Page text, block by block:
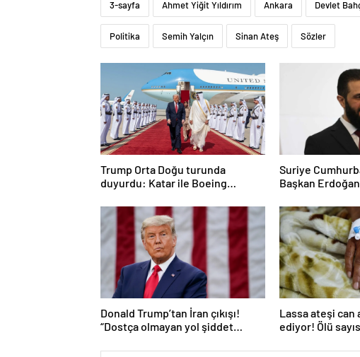
Politika Semih Yalçın Sinan Ateş Sözler
Trump Orta Doğu turunda
duyurdu: Katar ile Boeing
arasında 200 milyar dolarlık
Suriye
Başkan
Donald Trump’tan İran çıkışı!
“Dostça olmayan yol şiddet
içeriyor ve ben bunu
Lassa ateşi can
ediyor! Ölü